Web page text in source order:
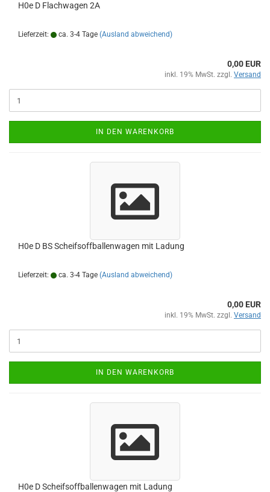
H0e D Flachwagen 2A
Lieferzeit: ca. 3-4 Tage (Ausland abweichend)
0,00 EUR
inkl. 19% MwSt. zzgl. Versand
IN DEN WARENKORB
H0e D BS Scheifsoffballenwagen mit Ladung
Lieferzeit: ca. 3-4 Tage (Ausland abweichend)
0,00 EUR
inkl. 19% MwSt. zzgl. Versand
IN DEN WARENKORB
H0e D Scheifsoffballenwagen mit Ladung